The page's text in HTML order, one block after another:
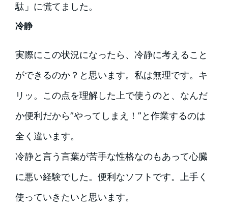
駄」に慌てました。
冷静
実際にこの状況になったら、冷静に考えること
ができるのか？と思います。私は無理です。キ
リッ。この点を理解した上で使うのと、なんだ
か便利だから”やってしまえ！”と作業するのは
全く違います。
冷静と言う言葉が苦手な性格なのもあって心臓
に悪い経験でした。便利なソフトです。上手く
使っていきたいと思います。